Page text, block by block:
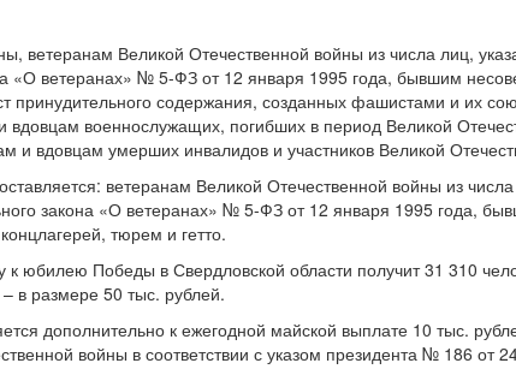
ветеранам Великой Отечественной войны из числа лиц,
«О ветеранах» № 5-ФЗ от 12 января 1995 года, бывшим
принудительного содержания, созданных фашистами и их
вдовцам военнослужащих, погибших в период Великой
и вдовцам умерших инвалидов и участников Великой
ветеранам Великой Отечественной войны из
закона «О ветеранах» № 5-ФЗ от 12 января 1995 года,
тюрем и гетто.
к юбилею Победы в Свердловской области получит 31 310
в размере 50 тыс. рублей.
дополнительно к ежегодной майской выплате 10 тыс.
войны в соответствии с указом президента № 186 от